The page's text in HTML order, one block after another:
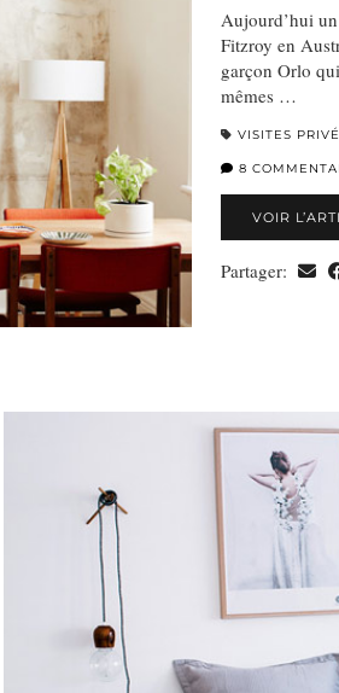
Aujourd’hui
Fitzroy en
garçon Orlo
mêmes …
VISITES
8
VOIR
Partager: